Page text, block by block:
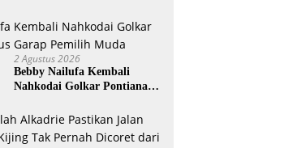
2 Agustus 2026
Bebby Nailufa Kembali
Nahkodai Golkar Pontianak,